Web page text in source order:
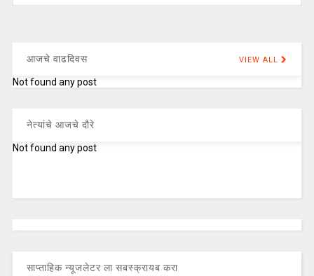
आजचे वाढदिवस VIEW ALL
Not found any post
नेत्यांचे आजचे दौरे
Not found any post
साप्ताहिक न्यूजलेटर ला सबस्क्रायब करा